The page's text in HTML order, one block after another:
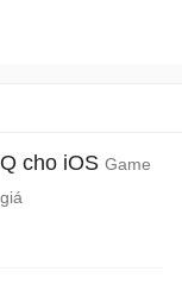
cho iOS Game